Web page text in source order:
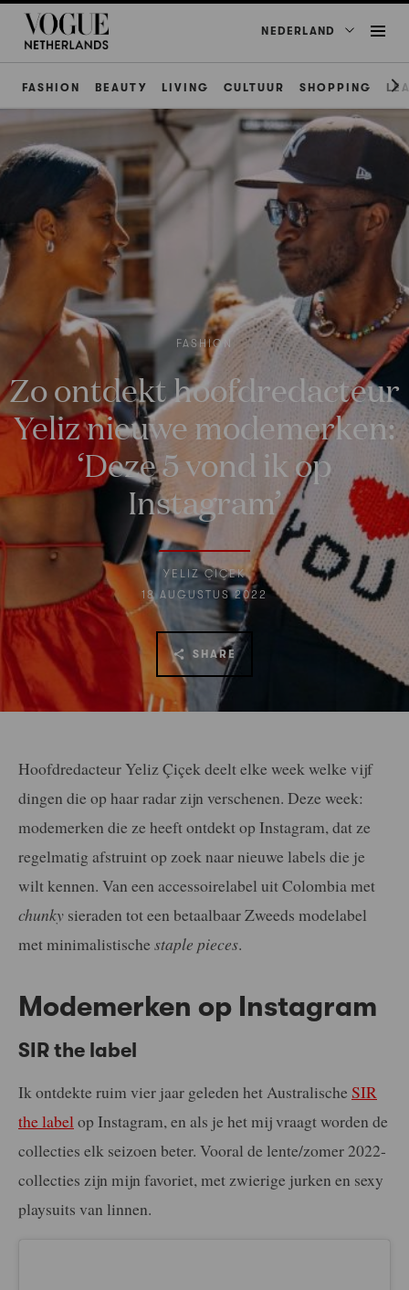
NEDERLAND
FASHION BEAUTY LIVING CULTUUR SHOPPING
FASHION
Zo ontdekt hoofdredacteur
Yeliz nieuwe modemerken:
‘Deze 5 vond ik op
Instagram’
YELIZ ÇIÇEK
18 AUGUSTUS 2022
SHARE
Hoofdredacteur Yeliz Çiçek deelt elke week welke vijf
dingen die op haar radar zijn verschenen. Deze week:
modemerken die ze heeft ontdekt op Instagram, dat ze
regelmatig afstruint op zoek naar nieuwe labels die je
wilt kennen. Van een accessoirelabel uit Colombia met
chunky sieraden tot een betaalbaar Zweeds modelabel
met minimalistische staple pieces.
Modemerken op Instagram
SIR the label
Ik ontdekte ruim vier jaar geleden het Australische SIR
the label op Instagram, en als je het mij vraagt worden de
collecties elk seizoen beter. Vooral de lente/zomer 2022-
collecties zijn mijn favoriet, met zwierige jurken en sexy
playsuits van linnen.